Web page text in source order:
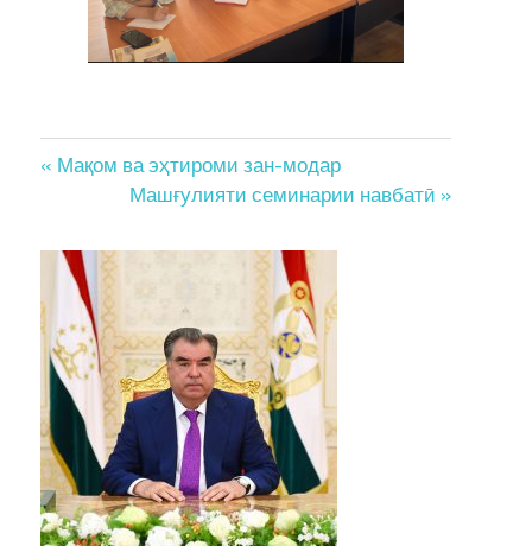
Post
navigation
« Мақом ва эҳтироми зан-модар
Машғулияти семинарии навбатӣ »